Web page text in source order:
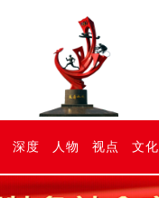
深度 人物 视点 文化